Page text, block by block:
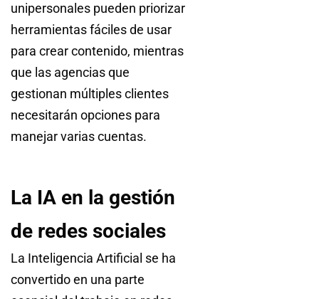
unipersonales pueden priorizar
herramientas fáciles de usar
para crear contenido, mientras
que las agencias que
gestionan múltiples clientes
necesitarán opciones para
manejar varias cuentas.
La IA en la gestión
de redes sociales
La Inteligencia Artificial se ha
convertido en una parte